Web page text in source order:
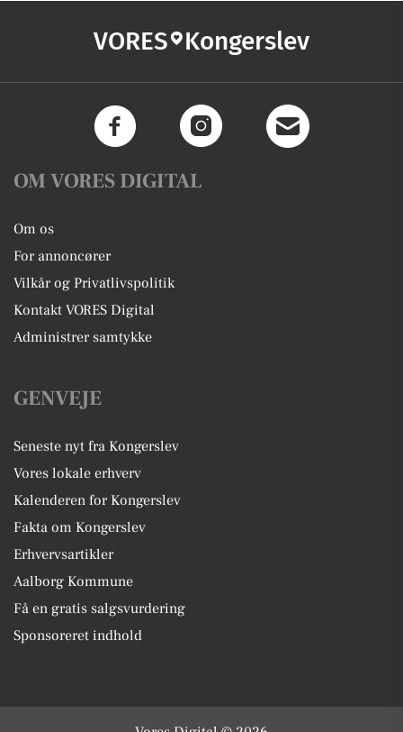
VORES Kongerslev
OM VORES DIGITAL
Om os
For annoncører
Vilkår og Privatlivspolitik
Kontakt VORES Digital
Administrer samtykke
GENVEJE
Seneste nyt fra Kongerslev
Vores lokale erhverv
Kalenderen for Kongerslev
Fakta om Kongerslev
Erhvervsartikler
Aalborg Kommune
Få en gratis salgsvurdering
Sponsoreret indhold